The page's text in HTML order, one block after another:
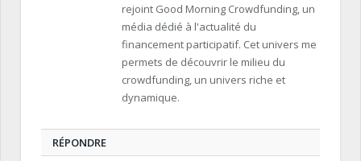
rejoint Good Morning Crowdfunding, un
média dédié à l'actualité du
financement participatif. Cet univers me
permets de découvrir le milieu du
crowdfunding, un univers riche et
dynamique.
RÉPONDRE